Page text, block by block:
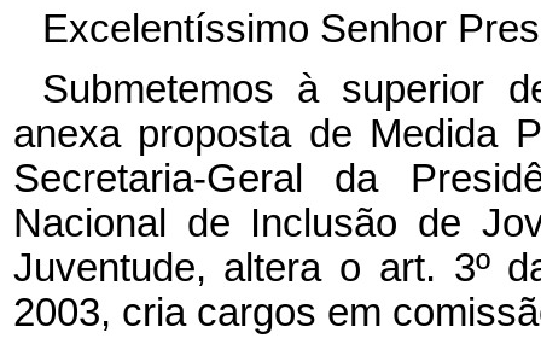
Excelentíssimo Senhor
Submetemos à superior
anexa proposta de Medida
Secretaria-Geral da
Nacional de Inclusão de
Juventude, altera o art. 3º
2003, cria cargos em